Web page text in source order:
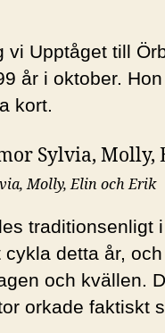
vi Upptåget till
år i oktober.
kort.
Molly, Elin och Erik
traditionsenligt
cykla detta år,
och kvällen.
orkade faktiskt